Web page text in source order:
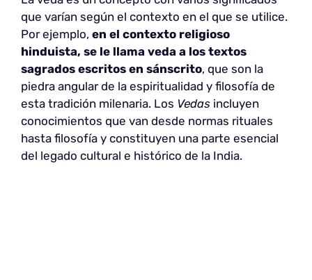
que varían según el contexto en el que se utilice.
Por ejemplo, en el contexto religioso
hinduista, se le llama veda a los textos
sagrados escritos en sánscrito, que son la
piedra angular de la espiritualidad y filosofía de
esta tradición milenaria. Los Vedas incluyen
conocimientos que van desde normas rituales
hasta filosofía y constituyen una parte esencial
del legado cultural e histórico de la India.